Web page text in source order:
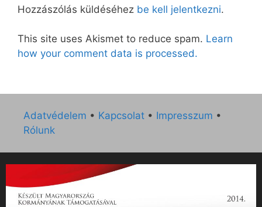
Hozzászólás küldéséhez be kell jelentkezni.
This site uses Akismet to reduce spam. Learn
how your comment data is processed.
Adatvédelem • Kapcsolat • Impresszum •
Rólunk